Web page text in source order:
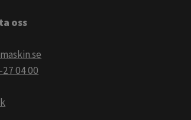
oss
04 00